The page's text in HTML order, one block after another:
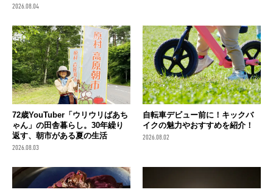
2026.08.04
72歳YouTuber「ウリウリばあち
ゃん」の田舎暮らし。30年繰り
返す、朝市がある夏の生活
2026.08.03
自転車デビュー前に！キックバ
イクの魅力やおすすめを紹介！
2026.08.02